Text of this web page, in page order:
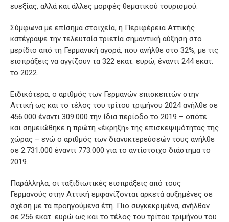
ευεξίας, αλλά και άλλες μορφές θεματικού τουρισμού.
Σύμφωνα με επίσημα στοιχεία, η Περιφέρεια Αττικής
κατέγραψε την τελευταία τριετία σημαντική αύξηση στο
μερίδιο από τη Γερμανική αγορά, που ανήλθε στο 32%, με τις
εισπράξεις να αγγίζουν τα 322 εκατ. ευρώ, έναντι 244 εκατ.
το 2022.
Ειδικότερα, ο αριθμός των Γερμανών επισκεπτών στην
Αττική ως και το τέλος του τρίτου τριμήνου 2024 ανήλθε σε
456.000 έναντι 309.000 την ίδια περίοδο το 2019 – οπότε
και σημειώθηκε η πρώτη «έκρηξη» της επισκεψιμότητας της
χώρας – ενώ ο αριθμός των διανυκτερεύσεών τους ανήλθε
σε 2.731.000 έναντι 773.000 για το αντίστοιχο διάστημα το
2019.
Παράλληλα, οι ταξιδιωτικές εισπράξεις από τους
Γερμανούς στην Αττική εμφανίζονται αρκετά αυξημένες σε
σχέση με τα προηγούμενα έτη. Πιο συγκεκριμένα, ανήλθαν
σε 256 εκατ. ευρώ ως και το τέλος του τρίτου τριμήνου του